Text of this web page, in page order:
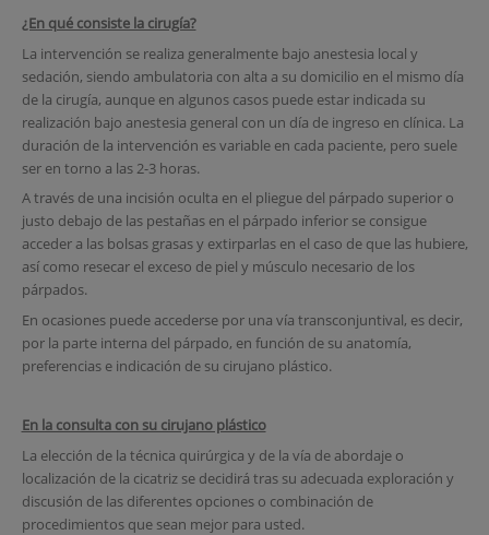
¿En qué consiste la cirugía?
La intervención se realiza generalmente bajo anestesia local y
sedación, siendo ambulatoria con alta a su domicilio en el mismo día
de la cirugía, aunque en algunos casos puede estar indicada su
realización bajo anestesia general con un día de ingreso en clínica. La
duración de la intervención es variable en cada paciente, pero suele
ser en torno a las 2-3 horas.
A través de una incisión oculta en el pliegue del párpado superior o
justo debajo de las pestañas en el párpado inferior se consigue
acceder a las bolsas grasas y extirparlas en el caso de que las hubiere,
así como resecar el exceso de piel y músculo necesario de los
párpados.
En ocasiones puede accederse por una vía transconjuntival, es decir,
por la parte interna del párpado, en función de su anatomía,
preferencias e indicación de su cirujano plástico.
En la consulta con su cirujano plástico
La elección de la técnica quirúrgica y de la vía de abordaje o
localización de la cicatriz se decidirá tras su adecuada exploración y
discusión de las diferentes opciones o combinación de
procedimientos que sean mejor para usted.